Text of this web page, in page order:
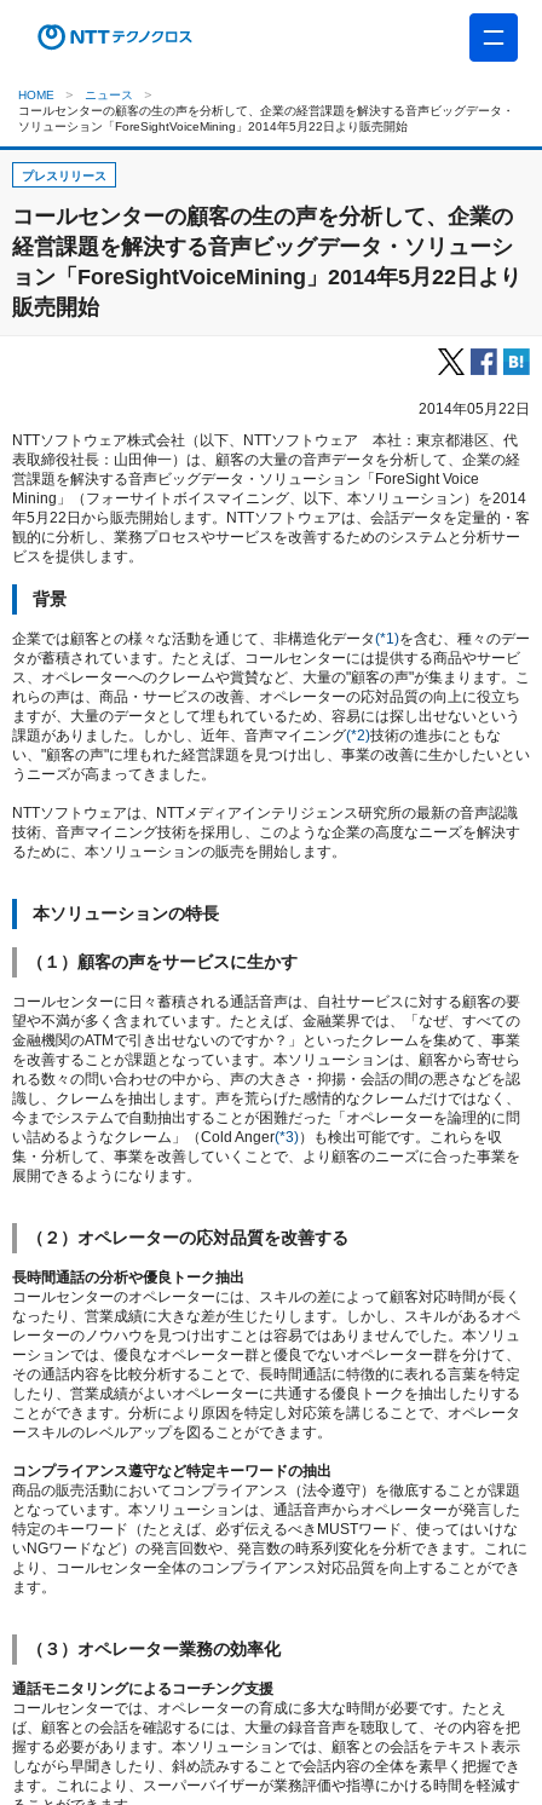
HOME
ニュース
コールセンターの顧客の生の声を分析して、企業の経営課題を解決する音声ビッグデータ・
ソリューション「ForeSightVoiceMining」2014年5月22日より販売開始
プレスリリース
コールセンターの顧客の生の声を分析して、企業の
経営課題を解決する音声ビッグデータ・ソリューシ
ョン「ForeSightVoiceMining」2014年5月22日より
販売開始
2014年05月22日
NTTソフトウェア株式会社（以下、NTTソフトウェア 本社：東京都港区、代
表取締役社長：山田伸一）は、顧客の大量の音声データを分析して、企業の経
営課題を解決する音声ビッグデータ・ソリューション「ForeSight Voice
Mining」（フォーサイトボイスマイニング、以下、本ソリューション）を2014
年5月22日から販売開始します。NTTソフトウェアは、会話データを定量的・客
観的に分析し、業務プロセスやサービスを改善するためのシステムと分析サー
ビスを提供します。
背景
企業では顧客との様々な活動を通じて、非構造化データ(*1)を含む、種々のデー
タが蓄積されています。たとえば、コールセンターには提供する商品やサービ
ス、オペレーターへのクレームや賞賛など、大量の"顧客の声"が集まります。こ
れらの声は、商品・サービスの改善、オペレーターの応対品質の向上に役立ち
ますが、大量のデータとして埋もれているため、容易には探し出せないという
課題がありました。しかし、近年、音声マイニング(*2)技術の進歩にともな
い、"顧客の声"に埋もれた経営課題を見つけ出し、事業の改善に生かしたいとい
うニーズが高まってきました。
NTTソフトウェアは、NTTメディアインテリジェンス研究所の最新の音声認識
技術、音声マイニング技術を採用し、このような企業の高度なニーズを解決す
るために、本ソリューションの販売を開始します。
本ソリューションの特長
（１）顧客の声をサービスに生かす
コールセンターに日々蓄積される通話音声は、自社サービスに対する顧客の要
望や不満が多く含まれています。たとえば、金融業界では、「なぜ、すべての
金融機関のATMで引き出せないのですか？」といったクレームを集めて、事業
を改善することが課題となっています。本ソリューションは、顧客から寄せら
れる数々の問い合わせの中から、声の大きさ・抑揚・会話の間の悪さなどを認
識し、クレームを抽出します。声を荒らげた感情的なクレームだけではなく、
今までシステムで自動抽出することが困難だった「オペレーターを論理的に問
い詰めるようなクレーム」（Cold Anger(*3)）も検出可能です。これらを収
集・分析して、事業を改善していくことで、より顧客のニーズに合った事業を
展開できるようになります。
（２）オペレーターの応対品質を改善する
長時間通話の分析や優良トーク抽出
コールセンターのオペレーターには、スキルの差によって顧客対応時間が長く
なったり、営業成績に大きな差が生じたりします。しかし、スキルがあるオペ
レーターのノウハウを見つけ出すことは容易ではありませんでした。本ソリュ
ーションでは、優良なオペレーター群と優良でないオペレーター群を分けて、
その通話内容を比較分析することで、長時間通話に特徴的に表れる言葉を特定
したり、営業成績がよいオペレーターに共通する優良トークを抽出したりする
ことができます。分析により原因を特定し対応策を講じることで、オペレータ
ースキルのレベルアップを図ることができます。
コンプライアンス遵守など特定キーワードの抽出
商品の販売活動においてコンプライアンス（法令遵守）を徹底することが課題
となっています。本ソリューションは、通話音声からオペレーターが発言した
特定のキーワード（たとえば、必ず伝えるべきMUSTワード、使ってはいけな
いNGワードなど）の発言回数や、発言数の時系列変化を分析できます。これに
より、コールセンター全体のコンプライアンス対応品質を向上することができ
ます。
（３）オペレーター業務の効率化
通話モニタリングによるコーチング支援
コールセンターでは、オペレーターの育成に多大な時間が必要です。たとえ
ば、顧客との会話を確認するには、大量の録音音声を聴取して、その内容を把
握する必要があります。本ソリューションでは、顧客との会話をテキスト表示
しながら早聞きしたり、斜め読みすることで会話内容の全体を素早く把握でき
ます。これにより、スーパーバイザーが業務評価や指導にかける時間を軽減す